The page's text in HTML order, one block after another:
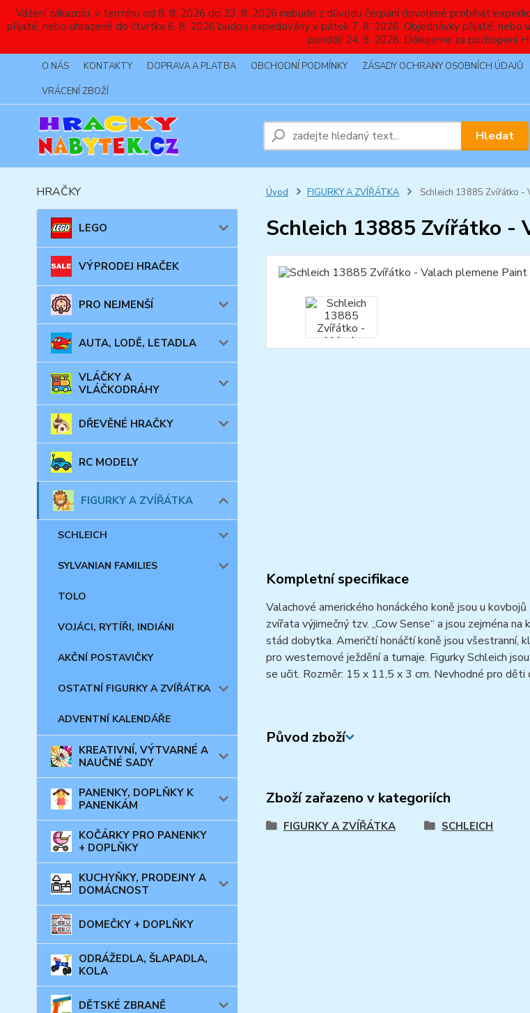
Vážení zákazníci, v termínu od 8. 8. 2026 do 23. 8. 2026 nebude z důvodu čerpání dovolené probíhat
přijaté, nebo uhrazené do čtvrtka 6. 8. 2026 budou expedovány v pátek 7. 8. 2026. Objednávky přijaté,
pondělí 24. 8. 2026. Děkujeme za pochopení
O NÁS KONTAKTY DOPRAVA A PLATBA OBCHODNÍ PODMÍNKY ZÁSADY OCHRANY OSOBNÍCH ÚDAJŮ
VRÁCENÍ ZBOŽÍ
Hledat
HRAČKY
LEGO
VÝPRODEJ HRAČEK
PRO NEJMENŠÍ
AUTA, LODĚ, LETADLA
VLÁČKY A
VLÁČKODRÁHY
DŘEVĚNÉ HRAČKY
RC MODELY
FIGURKY A ZVÍŘÁTKA
SCHLEICH
SYLVANIAN FAMILIES
TOLO
VOJÁCI, RYTÍŘI, INDIÁNI
AKČNÍ POSTAVIČKY
OSTATNÍ FIGURKY A ZVÍŘÁTKA
ADVENTNÍ KALENDÁŘE
KREATIVNÍ, VÝTVARNÉ A
NAUČNÉ SADY
PANENKY, DOPLŇKY K
PANENKÁM
KOČÁRKY PRO PANENKY
+ DOPLŇKY
KUCHYŇKY, PRODEJNY A
DOMÁCNOST
DOMEČKY + DOPLŇKY
ODRÁŽEDLA, ŠLAPADLA,
KOLA
DĚTSKÉ ZBRANĚ
Úvod FIGURKY A ZVÍŘÁTKA Schleich 13885 Zvířátko -
Schleich 13885 Zvířátko -
Kompletní specifikace
Valachové amerického honáckého koně jsou u
zvířata výjimečný tzv. „Cow Sense“ a jsou zejména
stád dobytka. Američtí honáčtí koně jsou všestranní,
pro westernové ježdění a turnaje. Figurky Schleich
se učit. Rozměr: 15 x 11,5 x 3 cm. Nevhodné pro
Původ zboží
Zboží zařazeno v kategoriích
FIGURKY A ZVÍŘÁTKA SCHLEICH